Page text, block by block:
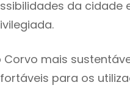
da cidade
Corvo mais
para os